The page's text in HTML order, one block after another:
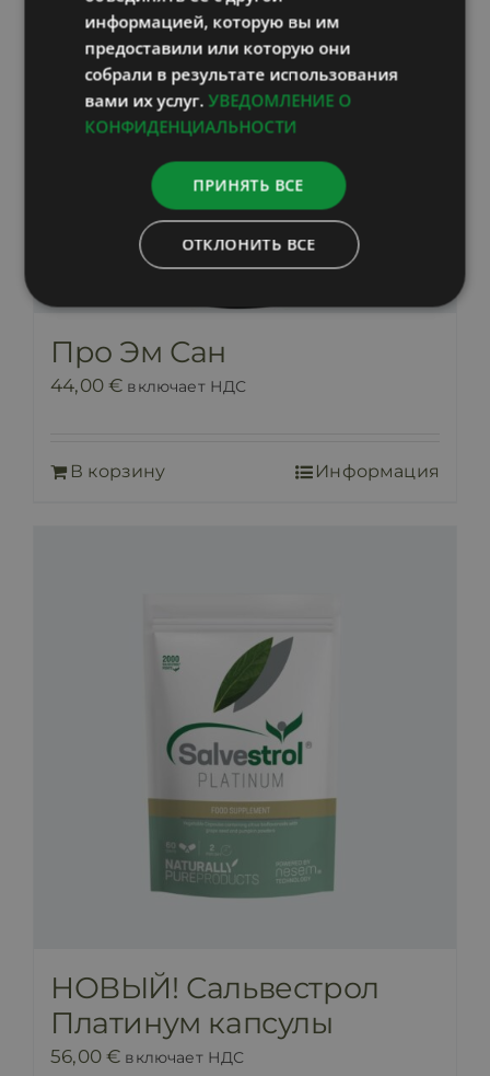
Про Эм Сан
44,00€ включает НДС
В корзину Информация
НОВЫЙ! Сальвестрол
Платинум капсулы
56,00€ включает НДС
информацией, которую вы им
предоставили или которую они
собрали в результате использования
вами их услуг. УВЕДОМЛЕНИЕ О
КОНФИДЕНЦИАЛЬНОСТИ
ПРИНЯТЬ ВСЕ
ОТКЛОНИТЬ ВСЕ